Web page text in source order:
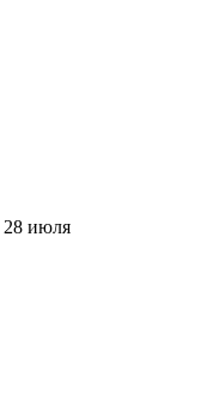
28 июля